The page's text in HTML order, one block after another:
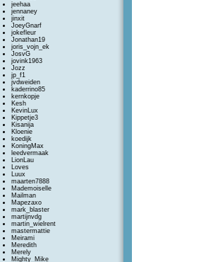
jeehaa
jennaney
jinxit
JoeyGnarf
jokefleur
Jonathan19
joris_vojn_ek
JosvG
jovink1963
Jozz
jp_f1
jvdweiden
kaderrino85
kernkopje
Kesh
KevinLux
Kippetje3
Kisanija
Kloenie
koedijk
KoningMax
leedvermaak
LionLau
Loves
Luux
maarten7888
Mademoiselle
Mailman
Mapezaxo
mark_blaster
martijnvdg
martin_wielrent
mastermattie
Meirami
Meredith
Merely
Mighty_Mike